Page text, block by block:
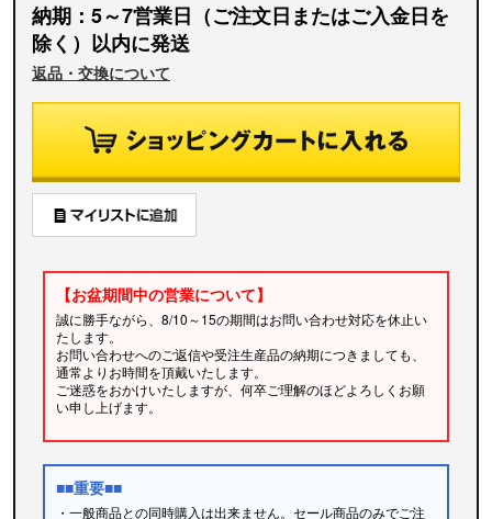
納期：5～7営業日（ご注文日またはご入金日を
除く）以内に発送
返品・交換について
【お盆期間中の営業について】
誠に勝手ながら、8/10～15の期間はお問い合わせ対応を休止い
たします。
お問い合わせへのご返信や受注生産品の納期につきましても、
通常よりお時間を頂戴いたします。
ご迷惑をおかけいたしますが、何卒ご理解のほどよろしくお願
い申し上げます。
■■重要■■
・一般商品との同時購入は出来ません。セール商品のみでご注